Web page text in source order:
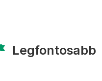
Legfontosabb